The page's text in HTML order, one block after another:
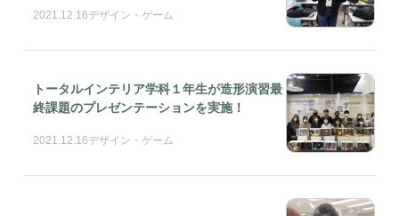
2021.12.16デザイン・ゲーム
トータルインテリア学科１年生が造形演習最
終課題のプレゼンテーションを実施！
2021.12.16デザイン・ゲーム